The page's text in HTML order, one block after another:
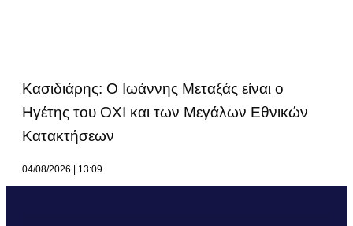
Κασιδιάρης: Ο Ιωάννης Μεταξάς είναι ο
Ηγέτης του ΟΧΙ και των Μεγάλων Εθνικών
Κατακτήσεων
04/08/2026 13:09